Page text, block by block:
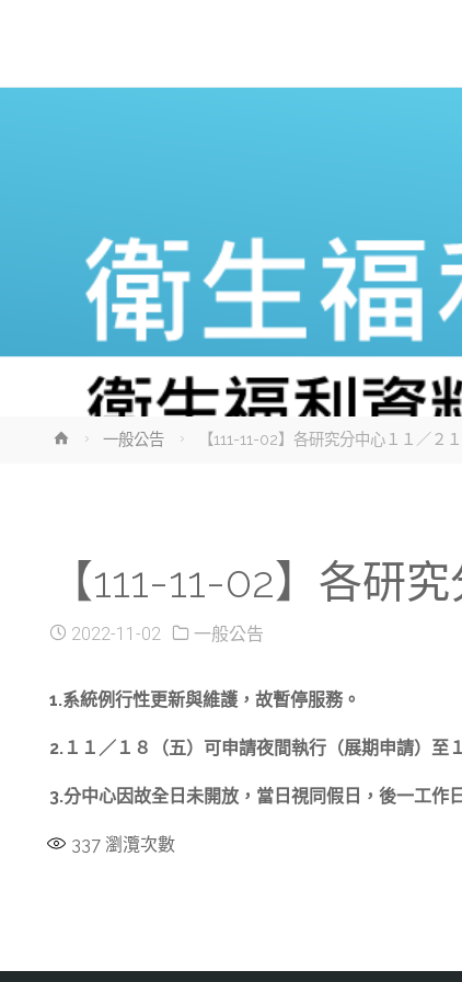
Home一般公告 【111-11-02】各研究分中心１１／２
【111-11-02】各研
2022-11-02 一般公告
1.系統例行性更新與維護，故暫停服務。
2.１１／１８（五）可申請夜間執行（展期申請）至
3.分中心因故全日未開放，當日視同假日，後一工作
337瀏灠次數